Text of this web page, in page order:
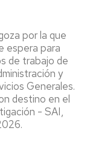
por la que
espera para
de trabajo de
y
Generales.
destino en el
- SAI,